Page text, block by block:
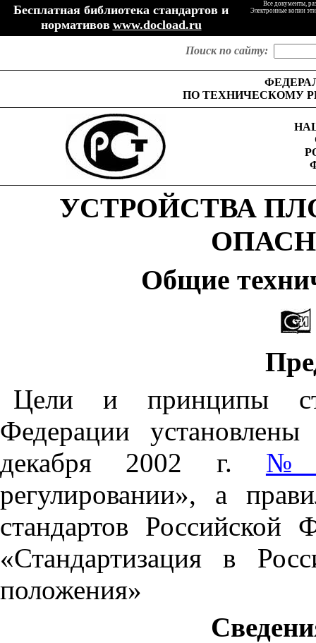
Бесплатная библиотека стандартов и
нормативов www.docload.ru
Все документы,
Электронные копии
Поиск по сайту:
ПО ТЕХНИЧЕСКОМУ
УСТРОЙСТВА
Общие
Цели и принципы
Федерации
декабря 2002 г. №
регулировании», а
стандартов
«Стандартизация в
положения»